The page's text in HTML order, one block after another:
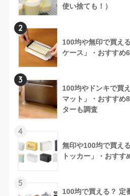
使い捨ても！）
2
100均や無印で買え
ケース」・おすすめ
3
100均やドンキで買
マット」・おすすめ
ターも調査
4
無印や100均で買え
トッカー」・おすす
5
100均で買える？ 定